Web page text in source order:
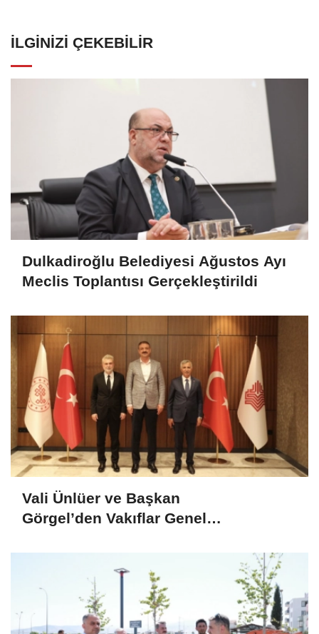
İLGINIZI ÇEKEBILIR
Dulkadiroğlu Belediyesi Ağustos Ayı
Meclis Toplantısı Gerçekleştirildi
Vali Ünlüer ve Başkan
Görgel’den Vakıflar Genel